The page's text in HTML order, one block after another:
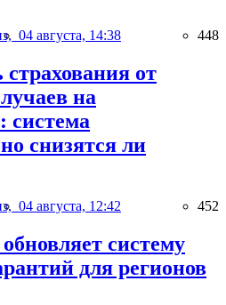
04 августа, 14:38 448
от
на
система
снизятся ли
04 августа, 12:42 452
систему
для регионов